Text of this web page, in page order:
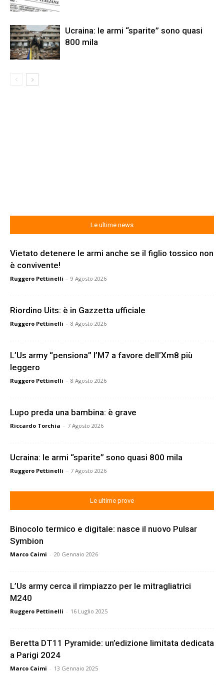
Ucraina: le armi “sparite” sono quasi
800 mila
Le ultime news
Vietato detenere le armi anche se il figlio tossico non
è convivente!
Ruggero Pettinelli - 9 Agosto 2026
Riordino Uits: è in Gazzetta ufficiale
Ruggero Pettinelli - 8 Agosto 2026
L’Us army “pensiona” l’M7 a favore dell’Xm8 più
leggero
Ruggero Pettinelli - 8 Agosto 2026
Lupo preda una bambina: è grave
Riccardo Torchia - 7 Agosto 2026
Ucraina: le armi “sparite” sono quasi 800 mila
Ruggero Pettinelli - 7 Agosto 2026
Le ultime prove
Binocolo termico e digitale: nasce il nuovo Pulsar
Symbion
Marco Caimi - 20 Gennaio 2026
L’Us army cerca il rimpiazzo per le mitragliatrici
M240
Ruggero Pettinelli - 16 Luglio 2025
Beretta DT11 Pyramide: un’edizione limitata dedicata
a Parigi 2024
Marco Caimi - 13 Gennaio 2025